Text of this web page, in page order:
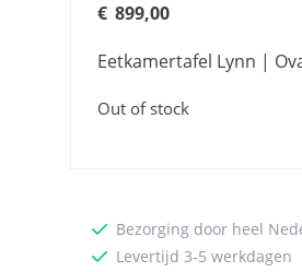
€ 899,00
Eetkamertafel Lynn |
Out of stock
Bezorging door heel
Levertijd 3-5 werkdagen